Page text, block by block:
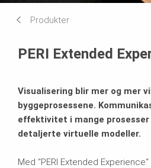
Produkter
PERI Extended
Visualisering blir mer og mer
byggeprosessene.
effektivitet i mange
detaljerte virtuelle modeller.
Med “PERI Extended